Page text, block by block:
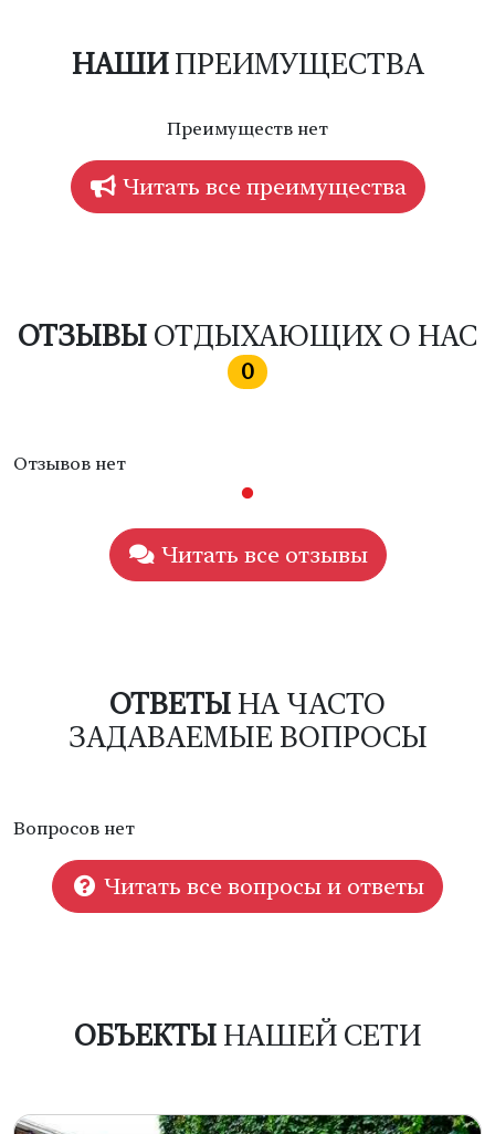
НАШИПРЕИМУЩЕСТВА
Преимуществ нет
Читать все преимущества
ОТЗЫВЫ ОТДЫХАЮЩИХ О НАС
0
Отзывов нет
Читать все отзывы
ОТВЕТЫ НА ЧАСТО
ЗАДАВАЕМЫЕ ВОПРОСЫ
Вопросов нет
Читать все вопросы и ответы
ОБЪЕКТЫ НАШЕЙ СЕТИ